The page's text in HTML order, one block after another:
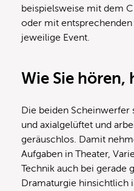
beispielsweise mit dem
oder mit entsprechenden
jeweilige Event.
Wie Sie hören,
Die beiden Scheinwerfer
und axialgelüftet und
geräuschlos. Damit
Aufgaben in Theater,
Technik auch bei gerade
Dramaturgie hinsichtlich